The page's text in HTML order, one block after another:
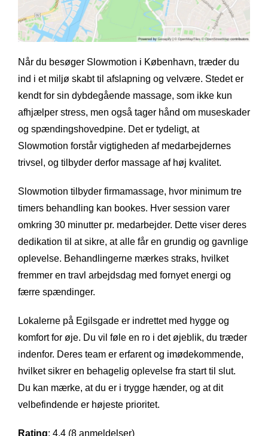
Når du besøger Slowmotion i København, træder du
ind i et miljø skabt til afslapning og velvære. Stedet er
kendt for sin dybdegående massage, som ikke kun
afhjælper stress, men også tager hånd om museskader
og spændingshovedpine. Det er tydeligt, at
Slowmotion forstår vigtigheden af medarbejdernes
trivsel, og tilbyder derfor massage af høj kvalitet.
Slowmotion tilbyder firmamassage, hvor minimum tre
timers behandling kan bookes. Hver session varer
omkring 30 minutter pr. medarbejder. Dette viser deres
dedikation til at sikre, at alle får en grundig og gavnlige
oplevelse. Behandlingerne mærkes straks, hvilket
fremmer en travl arbejdsdag med fornyet energi og
færre spændinger.
Lokalerne på Egilsgade er indrettet med hygge og
komfort for øje. Du vil føle en ro i det øjeblik, du træder
indenfor. Deres team er erfarent og imødekommende,
hvilket sikrer en behagelig oplevelse fra start til slut.
Du kan mærke, at du er i trygge hænder, og at dit
velbefindende er højeste prioritet.
Rating: 4.4 (8 anmeldelser)